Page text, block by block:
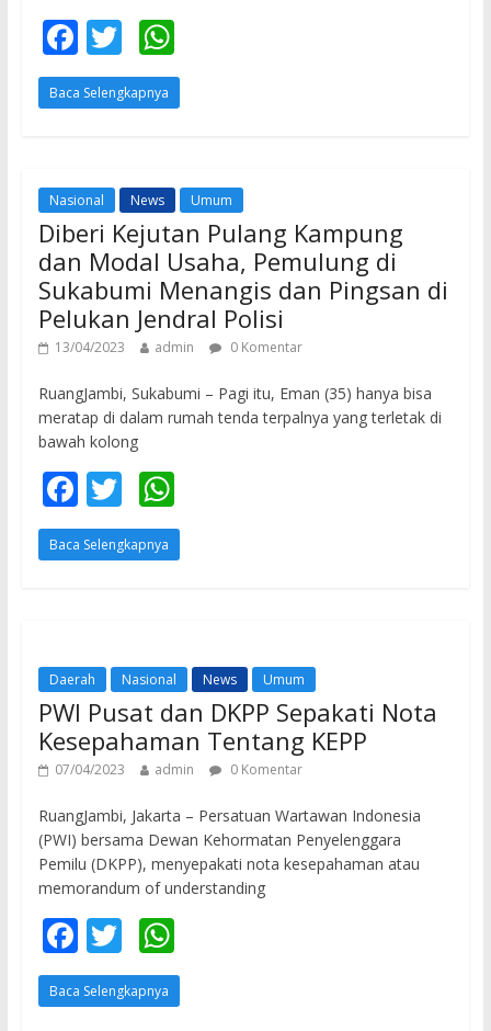
F
ac
e
o
o
k
T
w
itt
W
h
at
A
p
p
Baca Selengkapnya
Nasional News Umum
Diberi Kejutan Pulang Kampung
dan Modal Usaha, Pemulung di
Sukabumi Menangis dan Pingsan di
Pelukan Jendral Polisi
13/04/2023 admin 0 Komentar
RuangJambi, Sukabumi – Pagi itu, Eman (35) hanya bisa
meratap di dalam rumah tenda terpalnya yang terletak di
bawah kolong
F
ac
e
o
k
T
w
itt
W
h
at
p
p
Baca Selengkapnya
Daerah Nasional News Umum
PWI Pusat dan DKPP Sepakati Nota
Kesepahaman Tentang KEPP
07/04/2023 admin 0 Komentar
RuangJambi, Jakarta – Persatuan Wartawan Indonesia
(PWI) bersama Dewan Kehormatan Penyelenggara
Pemilu (DKPP), menyepakati nota kesepahaman atau
memorandum of understanding
F
ac
e
T
w
itt
W
h
at
Baca Selengkapnya